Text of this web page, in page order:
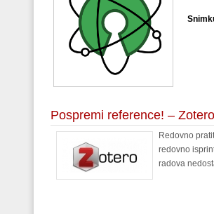
Pospremi reference! –
Redovno
redovno
radova